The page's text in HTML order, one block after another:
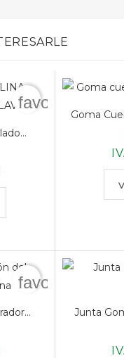
favorite_border
Goma
Junta